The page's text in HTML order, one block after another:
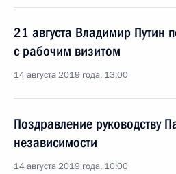
21 августа Владимир Путин
с рабочим визитом
14 августа 2019 года, 13:00
Поздравление руководству
независимости
14 августа 2019 года, 10:00